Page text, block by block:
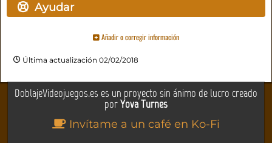
Ayudar
Añadir o corregir información
Última actualización 02/02/2018
DoblajeVideojuegos.es es un proyecto sin ánimo de lucro creado
porYova Turnes
Invítame a un café en Ko-Fi